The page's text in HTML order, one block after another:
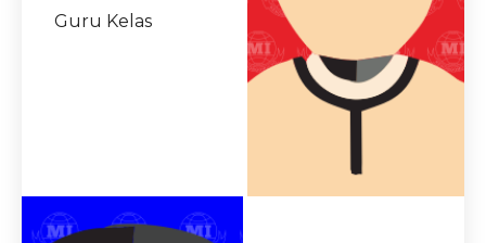
Guru Kelas